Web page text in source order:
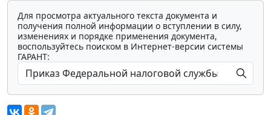
Для просмотра актуального текста документа и
получения полной информации о вступлении в силу,
изменениях и порядке применения документа,
воспользуйтесь поиском в Интернет-версии системы
ГАРАНТ: